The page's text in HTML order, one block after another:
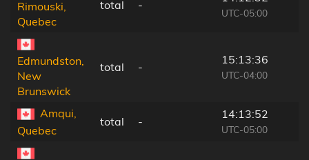
Rimouski,
Quebec
total -
UTC-05:00
Edmundston,
New
Brunswick
total -
15:13:36
UTC-04:00
Amqui,
Quebec
total -
14:13:52
UTC-05:00